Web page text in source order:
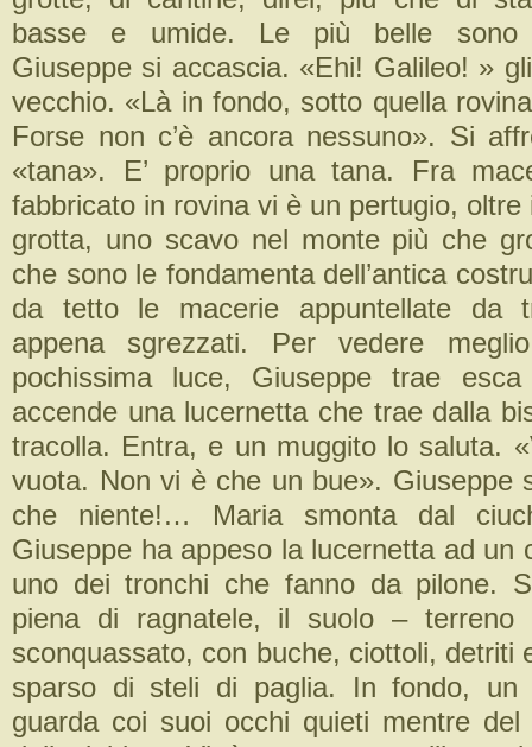
basse e umide. Le più belle sono
Giuseppe si accascia. «Ehi! Galileo! »
vecchio. «Là in fondo, sotto quella
Forse non c’è ancora nessuno». Si
«tana». E’ proprio una tana. Fra
fabbricato in rovina vi è un pertugio, oltre
grotta, uno scavo nel monte più che
che sono le fondamenta dell’antica
da tetto le macerie appuntellate da
appena sgrezzati. Per vedere
pochissima luce, Giuseppe trae
accende una lucernetta che trae dalla
tracolla. Entra, e un muggito lo saluta.
vuota. Non vi è che un bue». Giuseppe
che niente!… Maria smonta dal
Giuseppe ha appeso la lucernetta ad un
uno dei tronchi che fanno da pilone.
piena di ragnatele, il suolo – terreno
sconquassato, con buche, ciottoli, detriti
sparso di steli di paglia. In fondo,
guarda coi suoi occhi quieti mentre